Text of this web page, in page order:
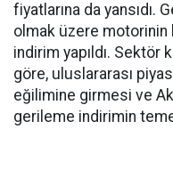
fiyatlarına da yansıdı.
olmak üzere motorinin
indirim yapıldı. Sektör
göre, uluslararası
eğilimine girmesi ve
gerileme indirimin